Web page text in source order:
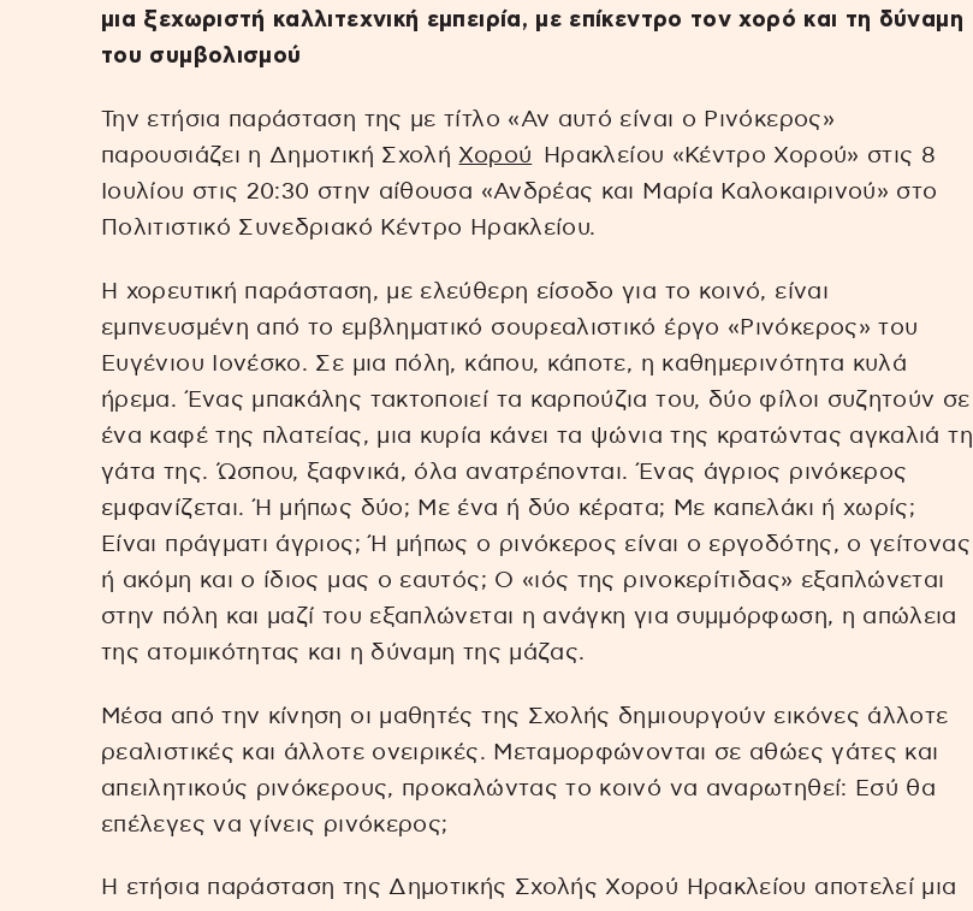
μια ξεχωριστή καλλιτεχνική εμπειρία, με επίκεντρο τον χορό και τη δύναμη
του συμβολισμού
Την ετήσια παράσταση της με τίτλο «Αν αυτό είναι ο Ρινόκερος»
παρουσιάζει η Δημοτική Σχολή Χορού Ηρακλείου «Κέντρο Χορού» στις 8
Ιουλίου στις 20:30 στην αίθουσα «Ανδρέας και Μαρία Καλοκαιρινού» στο
Πολιτιστικό Συνεδριακό Κέντρο Ηρακλείου.
Η χορευτική παράσταση, με ελεύθερη είσοδο για το κοινό, είναι
εμπνευσμένη από το εμβληματικό σουρεαλιστικό έργο «Ρινόκερος» του
Ευγένιου Ιονέσκο. Σε μια πόλη, κάπου, κάποτε, η καθημερινότητα κυλά
ήρεμα. Ένας μπακάλης τακτοποιεί τα καρπούζια του, δύο φίλοι συζητούν σε
ένα καφέ της πλατείας, μια κυρία κάνει τα ψώνια της κρατώντας αγκαλιά τη
γάτα της. Ώσπου, ξαφνικά, όλα ανατρέπονται. Ένας άγριος ρινόκερος
εμφανίζεται. Ή μήπως δύο; Με ένα ή δύο κέρατα; Με καπελάκι ή χωρίς;
Είναι πράγματι άγριος; Ή μήπως ο ρινόκερος είναι ο εργοδότης, ο γείτονας
ή ακόμη και ο ίδιος μας ο εαυτός; Ο «ιός της ρινοκερίτιδας» εξαπλώνεται
στην πόλη και μαζί του εξαπλώνεται η ανάγκη για συμμόρφωση, η απώλεια
της ατομικότητας και η δύναμη της μάζας.
Μέσα από την κίνηση οι μαθητές της Σχολής δημιουργούν εικόνες άλλοτε
ρεαλιστικές και άλλοτε ονειρικές. Μεταμορφώνονται σε αθώες γάτες και
απειλητικούς ρινόκερους, προκαλώντας το κοινό να αναρωτηθεί: Εσύ θα
επέλεγες να γίνεις ρινόκερος;
Η ετήσια παράσταση της Δημοτικής Σχολής Χορού Ηρακλείου αποτελεί μια